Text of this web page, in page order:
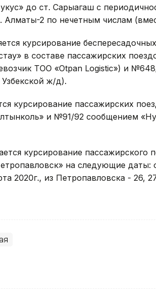
до ст. Сарыагаш с
Алматы-2 по нечетным числам
курсирование
в составе пассажирских
ТОО «Otpan Logistic») и
ж/д).
курсирование пассажирских
и №91/92 сообщением
курсирование пассажирского
на следующие даты:
2020г., из Петропавловска - 26,